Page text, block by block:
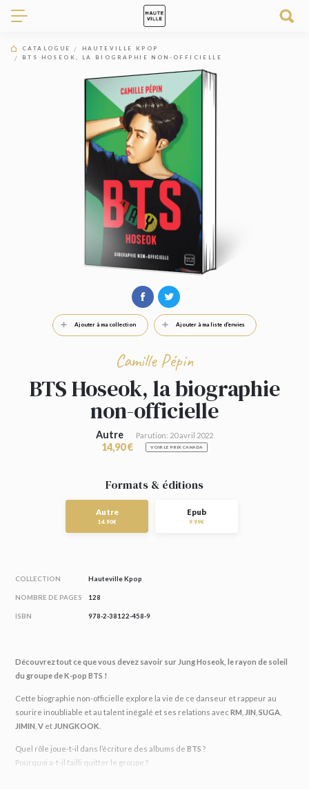
CATALOGUE
HAUTEVILLE KPOP
BTS HOSEOK, LA BIOGRAPHIE NON-OFFICIELLE
Ajouter à ma collection Ajouter à ma liste d'envies
Camille Pépin
BTS Hoseok, la biographie
non-officielle
Autre Parution: 20 avril 2022
14,90 € VOIR LE PRIX CANADA
Formats & éditions
Autre
14.90€
Epub
9.99€
COLLECTION Hauteville Kpop
NOMBRE DE PAGES 128
ISBN 978-2-38122-458-9
Découvrez tout ce que vous devez savoir sur Jung Hoseok, le rayon de soleil
du groupe de K-pop BTS !
Cette biographie non-officielle explore la vie de ce danseur et rappeur au
sourire inoubliable et au talent inégalé et ses relations avec RM JIN SUGA
JIMIN V et JUNGKOOK
Quel rôle joue-t-il dans l’écriture des albums de BTS ?
Pourquoi a-t-il failli quitter le groupe ?